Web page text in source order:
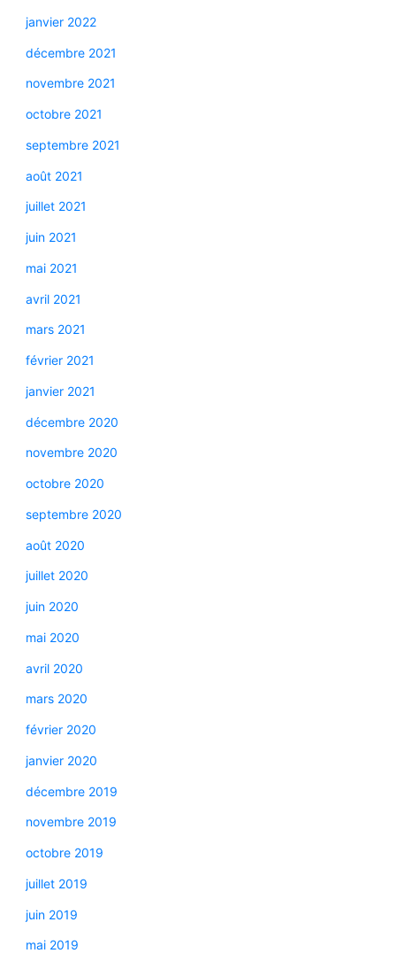
janvier 2022
décembre 2021
novembre 2021
octobre 2021
septembre 2021
août 2021
juillet 2021
juin 2021
mai 2021
avril 2021
mars 2021
février 2021
janvier 2021
décembre 2020
novembre 2020
octobre 2020
septembre 2020
août 2020
juillet 2020
juin 2020
mai 2020
avril 2020
mars 2020
février 2020
janvier 2020
décembre 2019
novembre 2019
octobre 2019
juillet 2019
juin 2019
mai 2019